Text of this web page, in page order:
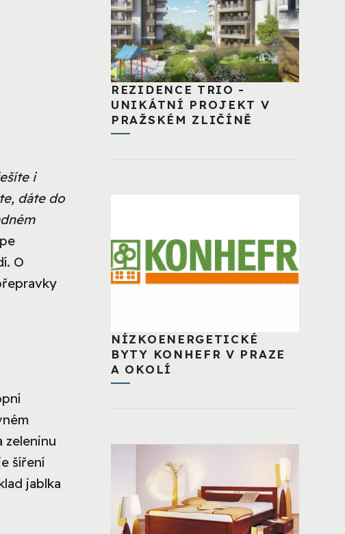
i
dáte do
O
zeleninu
šíření
jablka
REZIDENCE TRIO -
UNIKÁTNÍ PROJEKT V
PRAŽSKÉM ZLIČÍNĚ
NÍZKOENERGETICKÉ
BYTY KONHEFR V PRAZE
A OKOLÍ